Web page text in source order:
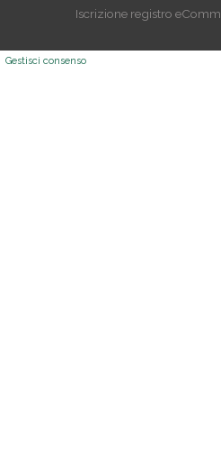
Iscrizione registro
Gestisci consenso